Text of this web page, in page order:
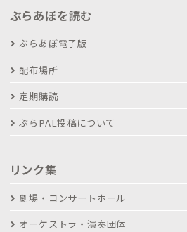
ぶらあぼを読む
ぶらあぼ電子版
配布場所
定期購読
ぶらPAL投稿について
リンク集
劇場・コンサートホール
オーケストラ・演奏団体